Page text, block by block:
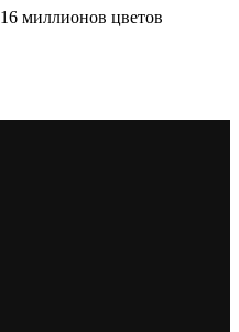
миллионов цветов